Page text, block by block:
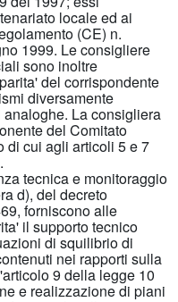
locale ed ai
(CE) n.
1999. Le consigliere
sono inoltre
del corrispondente
diversamente
La consigliera
del Comitato
di cui agli articoli 5 e 7
tecnica e monitoraggio
d), del decreto
forniscono alle
il supporto tecnico
di squilibrio di
nei rapporti sulla
9 della legge 10
e realizzazione di piani